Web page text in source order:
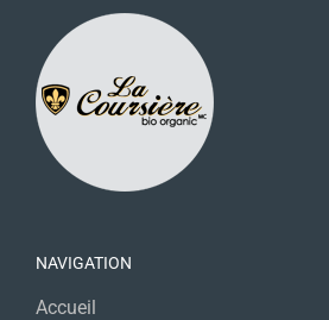
NAVIGATION
Accueil